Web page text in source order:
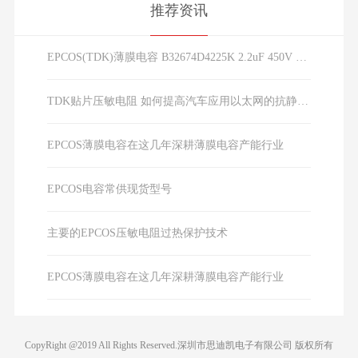
推荐资讯
EPCOS薄膜电容在这几年深耕薄膜电容产能行业
EPCOS电容常供现货型号
主要的EPCOS压敏电阻过热保护技术
EPCOS薄膜电容在这几年深耕薄膜电容产能行业
CopyRight @2019 All Rights Reserved.深圳市思迪凯电子有限公司 版权所有